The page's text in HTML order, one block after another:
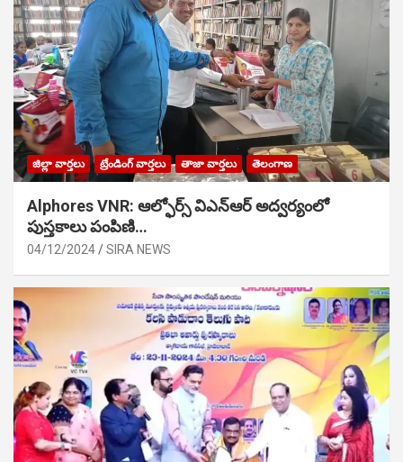
జిల్లా వార్తలు ట్రేండింగ్ వార్తలు తాజా వార్తలు తెలంగాణ
Alphores VNR: ఆల్ఫోర్స్ విఎన్ఆర్ అద్వర్యంలో
పుస్తకాలు పంపిణి…
04/12/2024 SIRA NEWS